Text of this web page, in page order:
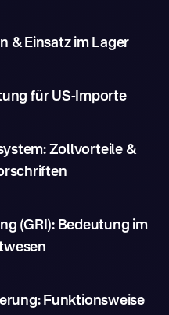
& Einsatz im Lager
für US-Importe
Zollvorteile &
(GRI): Bedeutung im
Funktionsweise